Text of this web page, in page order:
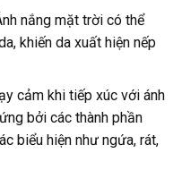
nắng mặt trời có thể
khiến da xuất hiện nếp
cảm khi tiếp xúc với ánh
bởi các thành phần
biểu hiện như ngứa, rát,